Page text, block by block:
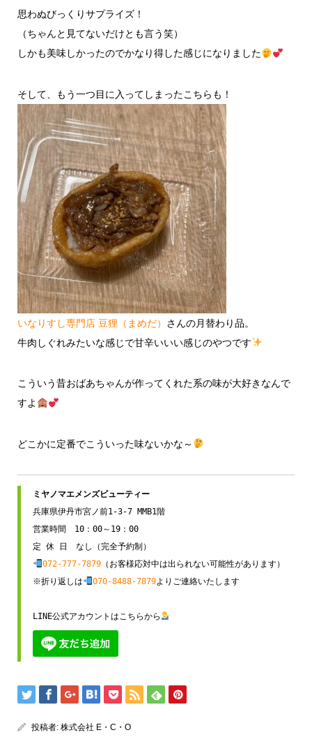
思わぬびっくりサプライズ！
（ちゃんと見てないだけとも言う笑）
しかも美味しかったのでかなり得した感じになりました
そして、もう一つ目に入ってしまったこちらも！
いなりすし専門店 豆狸（まめだ） さんの月替わり品。
牛肉しぐれみたいな感じで甘辛いいい感じのやつです
こういう昔おばあちゃんが作ってくれた系の味が大好きなんで
すよ
どこかに定番でこういった味ないかな～
ミヤノマエメンズビューティー
兵庫県伊丹市宮ノ前1-3-7 MMB1階
営業時間　10：00～19：00
072-777-7879（お客様応対中は出られない可能性があります）
※折り返しは
070-8488-7879よりご連絡いたします
LINE公式アカウントはこちらから
投稿者: 株式会社 E・C・O